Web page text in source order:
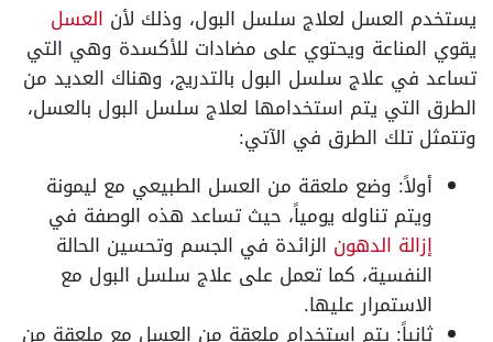
يستخدم العسل لعلاج سلسل البول، وذلك لأن العسل
يقوي المناعة ويحتوي على مضادات للأكسدة وهي التي
تساعد في علاج سلسل البول بالتدريج، وهناك العديد من
الطرق التي يتم استخدامها لعلاج سلسل البول بالعسل،
وتتمثل تلك الطرق في الآتي:
أولاً: وضع ملعقة من العسل الطبيعي مع ليمونة
ويتم تناوله يومياً، حيث تساعد هذه الوصفة في
إزالة الدهون الزائدة في الجسم وتحسين الحالة
النفسية، كما تعمل على علاج سلسل البول مع
الاستمرار عليها.
ثانياً: يتم استخدام ملعقة من العسل مع ملعقة من